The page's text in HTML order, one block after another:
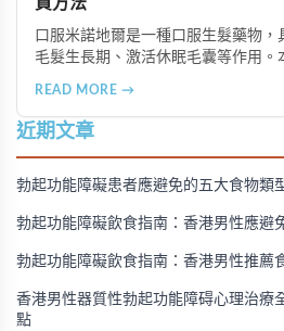
口服米諾地爾是一種口服生髮藥物
毛髮生長期、激活休眠毛囊等作用。
購買方法，並提供真實用戶經驗分享
READ MORE →
近期文章
勃起功能障礙患者應避免的五大食物類
勃起功能障礙飲食指南：香港男性應避
勃起功能障礙飲食指南：香港男性推薦
香港男性器質性勃起功能障碍心理治療
點